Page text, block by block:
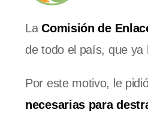
LaComisión de
de todo el país, que ya
Por este motivo, le
necesarias para